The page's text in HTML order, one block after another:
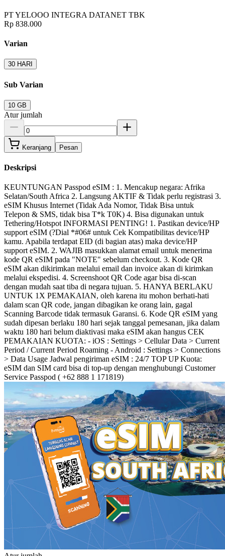
PT YELOOO INTEGRA DATANET TBK
Rp 838.000
Varian
30 HARI
Sub Varian
10 GB
Atur jumlah
Keranjang Pesan
Deskripsi
KEUNTUNGAN Passpod eSIM : 1. Mencakup negara: Afrika
Selatan/South Africa 2. Langsung AKTIF & Tidak perlu registrasi 3.
eSIM Khusus Internet (Tidak Ada Nomor, Tidak Bisa untuk
Telepon & SMS, tidak bisa T*k T0K) 4. Bisa digunakan untuk
Tethering/Hotspot INFORMASI PENTING! 1. Pastikan device/HP
support eSIM (?Dial *#06# untuk Cek Kompatibilitas device/HP
kamu. Apabila terdapat EID (di bagian atas) maka device/HP
support eSIM. 2. WAJIB masukkan alamat email untuk menerima
kode QR eSIM pada "NOTE" sebelum checkout. 3. Kode QR
eSIM akan dikirimkan melalui email dan invoice akan di kirimkan
melalui ekspedisi. 4. Screenshoot QR Code agar bisa di-scan
dengan mudah saat tiba di negara tujuan. 5. HANYA BERLAKU
UNTUK 1X PEMAKAIAN, oleh karena itu mohon berhati-hati
dalam scan QR code, jangan dibagikan ke orang lain, gagal
Scanning Barcode tidak termasuk Garansi. 6. Kode QR eSIM yang
sudah dipesan berlaku 180 hari sejak tanggal pemesanan, jika dalam
waktu 180 hari belum diaktivasi maka eSIM akan hangus CEK
PEMAKAIAN KUOTA: - iOS : Settings > Cellular Data > Current
Period / Current Period Roaming - Android : Settings > Connections
> Data Usage Jadwal pengiriman eSIM : 24/7 TOP UP Kuota:
eSIM dan SIM card bisa di top-up dengan menghubungi Customer
Service Passpod ( +62 888 1 171819)